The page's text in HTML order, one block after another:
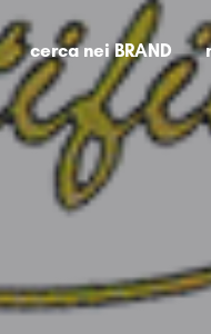
cerca nei BRAND